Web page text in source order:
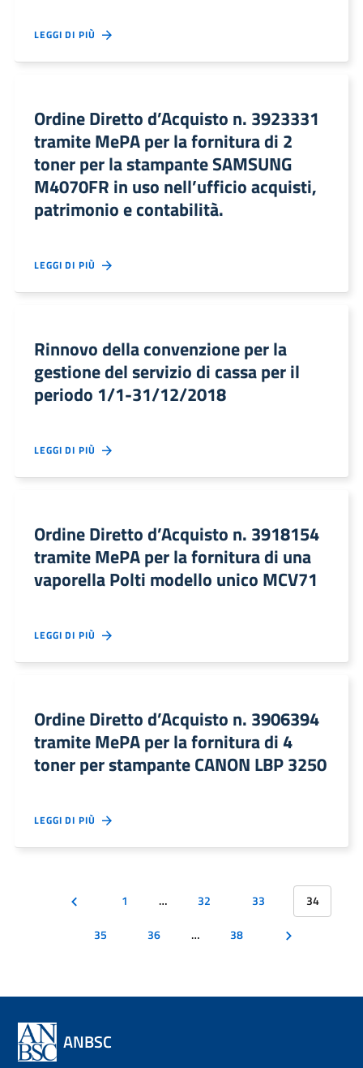
LEGGI DI PIÙ
Ordine Diretto d’Acquisto n. 3923331
tramite MePA per la fornitura di 2
toner per la stampante SAMSUNG
M4070FR in uso nell’ufficio acquisti,
patrimonio e contabilità.
LEGGI DI PIÙ
Rinnovo della convenzione per la
gestione del servizio di cassa per il
periodo 1/1-31/12/2018
LEGGI DI PIÙ
Ordine Diretto d’Acquisto n. 3918154
tramite MePA per la fornitura di una
vaporella Polti modello unico MCV71
LEGGI DI PIÙ
Ordine Diretto d’Acquisto n. 3906394
tramite MePA per la fornitura di 4
toner per stampante CANON LBP 3250
LEGGI DI PIÙ
1 … 32 33
34
35
36 … 38
ANBSC